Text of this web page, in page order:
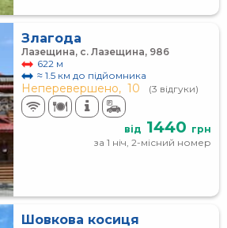
Злагода
Лазещина, с. Лазещина, 986
622 м
≈ 1.5 км до підйомника
Неперевершено, 10 (3 відгуки)
від 1440 грн
за 1 ніч, 2-місний номер
Шовкова косиця